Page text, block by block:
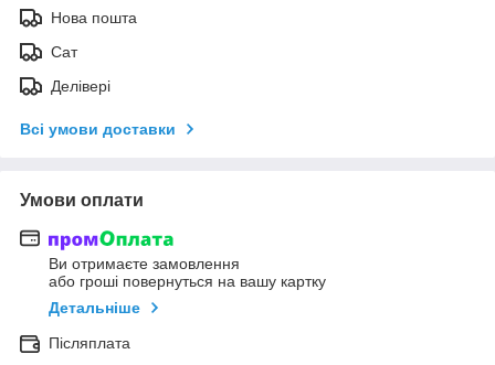
Нова пошта
Сат
Делівері
Всі умови доставки
Умови оплати
Ви отримаєте замовлення
або гроші повернуться на вашу картку
Детальніше
Післяплата